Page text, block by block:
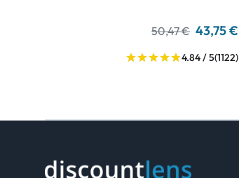
50,47 € 43,75 €
4.84 / 5(1122)